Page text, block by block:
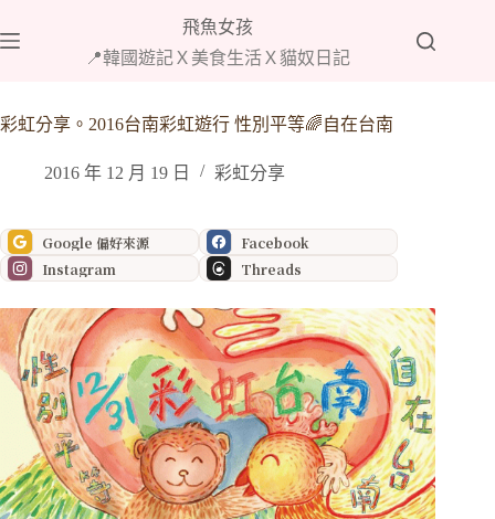
至
內
飛魚女孩
📍韓國遊記Ｘ美食生活Ｘ貓奴日記
彩虹分享。2016台南彩虹遊行 性別平等🌈自在台南
2016 年 12 月 19 日 彩虹分享
Google 偏好來源
Facebook
Instagram
Threads